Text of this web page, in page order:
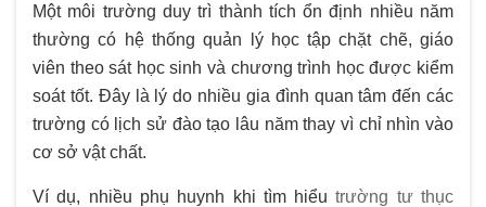
Một môi trường duy trì thành tích ổn định nhiều năm
thường có hệ thống quản lý học tập chặt chẽ, giáo
viên theo sát học sinh và chương trình học được kiểm
soát tốt. Đây là lý do nhiều gia đình quan tâm đến các
trường có lịch sử đào tạo lâu năm thay vì chỉ nhìn vào
cơ sở vật chất.
Ví dụ, nhiều phụ huynh khi tìm hiểutrường tư thục